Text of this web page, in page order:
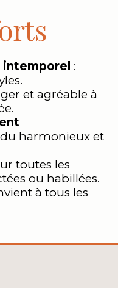
:
et agréable à
harmonieux et
toutes les
ou habillées.
à tous les